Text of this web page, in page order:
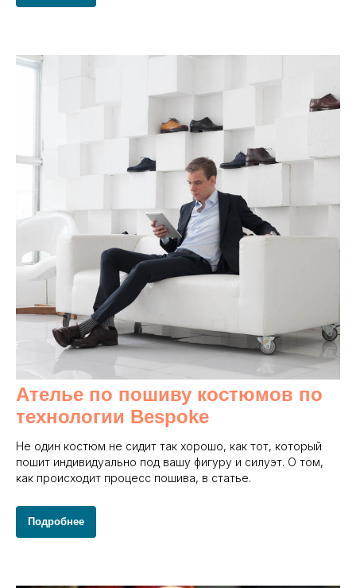
Ателье по пошиву костюмов по
технологии Bespoke
Не один костюм не сидит так хорошо, как тот, который
пошит индивидуально под вашу фигуру и силуэт. О том,
как происходит процесс пошива, в статье.
Подробнее